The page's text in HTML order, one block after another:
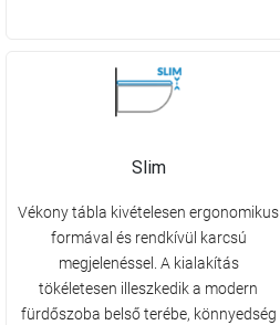
Slim
Vékony tábla kivételesen ergonomikus
formával és rendkívül karcsú
megjelenéssel. A kialakítás
tökéletesen illeszkedik a modern
fürdőszoba belső terébe, könnyedség